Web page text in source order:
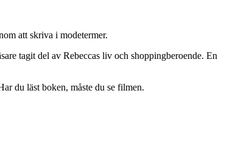
att skriva i modetermer.
tagit del av Rebeccas liv och shoppingberoende. En
du läst boken, måste du se filmen.